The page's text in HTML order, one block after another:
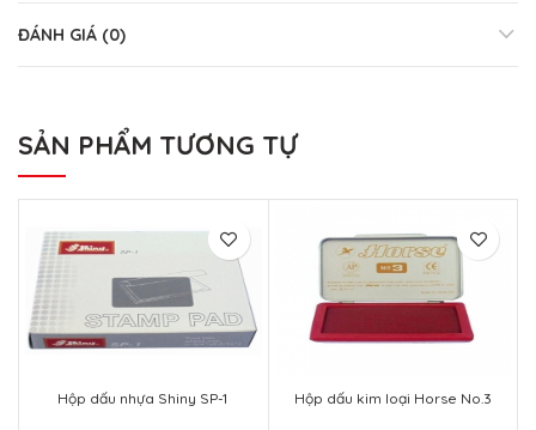
ĐÁNH GIÁ (0)
SẢN PHẨM TƯƠNG TỰ
Hộp dấu nhựa Shiny SP-1 Hộp dấu kim loại Horse No.3